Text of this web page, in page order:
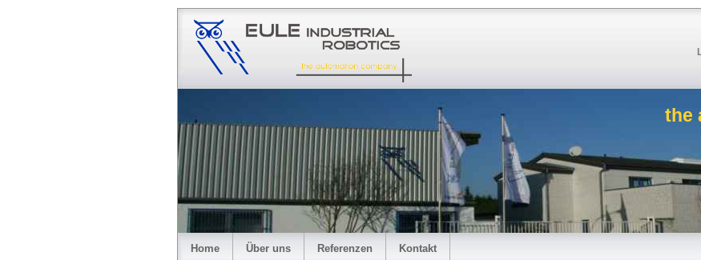
the
Home Über uns Referenzen Kontakt